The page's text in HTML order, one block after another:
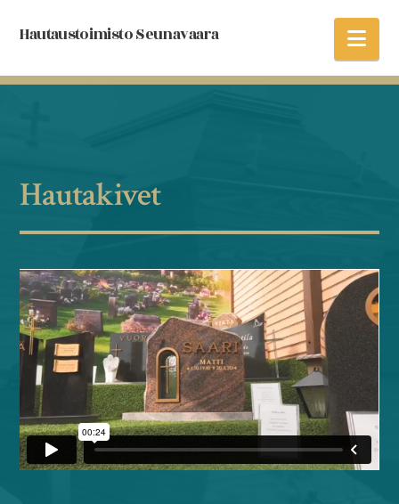
Hautaustoimisto Seunavaara
Hautakivet